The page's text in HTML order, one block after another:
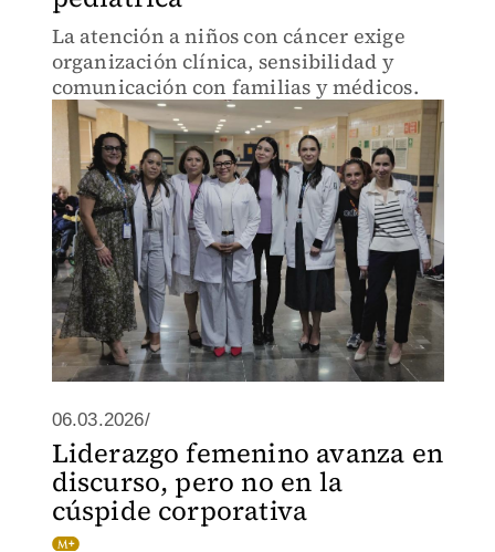
La atención a niños con cáncer exige
organización clínica, sensibilidad y
comunicación con familias y médicos.
06.03.2026/
Liderazgo femenino avanza en
discurso, pero no en la
cúspide corporativa